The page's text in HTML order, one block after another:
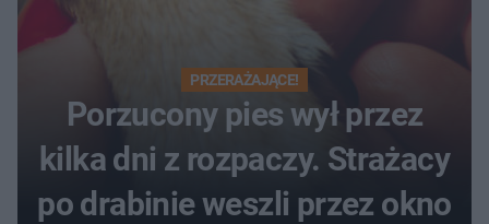
PRZERAŻAJĄCE!
Porzucony pies wył przez
kilka dni z rozpaczy. Strażacy
po drabinie weszli przez okno